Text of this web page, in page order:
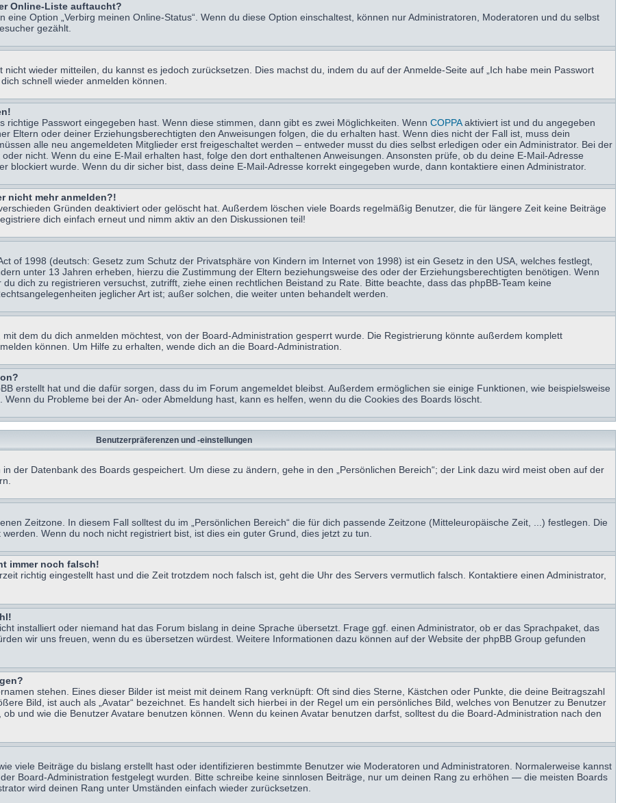
Online-Liste auftaucht?
Option „Verbirg meinen Online-Status“. Wenn du diese Option einschaltest, können nur Administratoren, Moderatoren und du selbst
gezählt.
wieder mitteilen, du kannst es jedoch zurücksetzen. Dies machst du, indem du auf der Anmelde-Seite auf „Ich habe mein Passwort
schnell wieder anmelden können.
Passwort eingegeben hast. Wenn diese stimmen, dann gibt es zwei Möglichkeiten. Wenn COPPAaktiviert ist und du angegeben
Eltern oder deiner Erziehungsberechtigten den Anweisungen folgen, die du erhalten hast. Wenn dies nicht der Fall ist, muss dein
alle neu angemeldeten Mitglieder erst freigeschaltet werden – entweder musst du dies selbst erledigen oder ein Administrator. Bei der
nicht. Wenn du eine E-Mail erhalten hast, folge den dort enthaltenen Anweisungen. Ansonsten prüfe, ob du deine E-Mail-Adresse
blockiert wurde. Wenn du dir sicher bist, dass deine E-Mail-Adresse korrekt eingegeben wurde, dann kontaktiere einen Administrator.
nicht mehr anmelden?!
Gründen deaktiviert oder gelöscht hat. Außerdem löschen viele Boards regelmäßig Benutzer, die für längere Zeit keine Beiträge
dich einfach erneut und nimm aktiv an den Diskussionen teil!
of 1998 (deutsch: Gesetz zum Schutz der Privatsphäre von Kindern im Internet von 1998) ist ein Gesetz in den USA, welches festlegt,
unter 13 Jahren erheben, hierzu die Zustimmung der Eltern beziehungsweise des oder der Erziehungsberechtigten benötigen. Wenn
dich zu registrieren versuchst, zutrifft, ziehe einen rechtlichen Beistand zu Rate. Bitte beachte, dass das phpBB-Team keine
jeglicher Art ist; außer solchen, die weiter unten behandelt werden.
dem du dich anmelden möchtest, von der Board-Administration gesperrt wurde. Die Registrierung könnte außerdem komplett
können. Um Hilfe zu erhalten, wende dich an die Board-Administration.
erstellt hat und die dafür sorgen, dass du im Forum angemeldet bleibst. Außerdem ermöglichen sie einige Funktionen, wie beispielsweise
du Probleme bei der An- oder Abmeldung hast, kann es helfen, wenn du die Cookies des Boards löscht.
Benutzerpräferenzen und -einstellungen
der Datenbank des Boards gespeichert. Um diese zu ändern, gehe in den „Persönlichen Bereich“; der Link dazu wird meist oben auf der
Zeitzone. In diesem Fall solltest du im „Persönlichen Bereich“ die für dich passende Zeitzone (Mitteleuropäische Zeit, ...) festlegen. Die
Wenn du noch nicht registriert bist, ist dies ein guter Grund, dies jetzt zu tun.
immer noch falsch!
richtig eingestellt hast und die Zeit trotzdem noch falsch ist, geht die Uhr des Servers vermutlich falsch. Kontaktiere einen Administrator,
installiert oder niemand hat das Forum bislang in deine Sprache übersetzt. Frage ggf. einen Administrator, ob er das Sprachpaket, das
wir uns freuen, wenn du es übersetzen würdest. Weitere Informationen dazu können auf der Website der phpBB Group gefunden
stehen. Eines dieser Bilder ist meist mit deinem Rang verknüpft: Oft sind dies Sterne, Kästchen oder Punkte, die deine Beitragszahl
Bild, ist auch als „Avatar“ bezeichnet. Es handelt sich hierbei in der Regel um ein persönliches Bild, welches von Benutzer zu Benutzer
und wie die Benutzer Avatare benutzen können. Wenn du keinen Avatar benutzen darfst, solltest du die Board-Administration nach den
viele Beiträge du bislang erstellt hast oder identifizieren bestimmte Benutzer wie Moderatoren und Administratoren. Normalerweise kannst
Board-Administration festgelegt wurden. Bitte schreibe keine sinnlosen Beiträge, nur um deinen Rang zu erhöhen — die meisten Boards
wird deinen Rang unter Umständen einfach wieder zurücksetzen.